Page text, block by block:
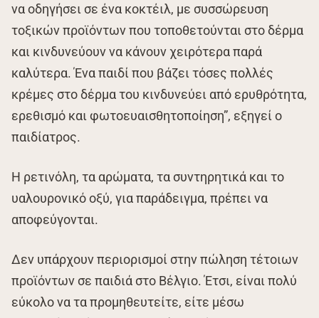
να οδηγήσει σε ένα κοκτέιλ, με συσσώρευση
τοξικών προϊόντων που τοποθετούνται στο δέρμα
και κινδυνεύουν να κάνουν χειρότερα παρά
καλύτερα. Ένα παιδί που βάζει τόσες πολλές
κρέμες στο δέρμα του κινδυνεύει από ερυθρότητα,
ερεθισμό και φωτοευαισθητοποίηση”, εξηγεί ο
παιδίατρος.
Η ρετινόλη, τα αρώματα, τα συντηρητικά και το
υαλουρονικό οξύ, για παράδειγμα, πρέπει να
αποφεύγονται.
Δεν υπάρχουν περιορισμοί στην πώληση τέτοιων
προϊόντων σε παιδιά στο Βέλγιο. Έτσι, είναι πολύ
εύκολο να τα προμηθευτείτε, είτε μέσω